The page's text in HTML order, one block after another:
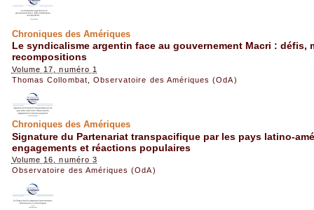
Chroniques des Amériques
Le syndicalisme argentin face au gouvernement Macri : défis,
recompositions
Volume 17, numéro 1
Thomas Collombat
Observatoire des Amériques (OdA)
Chroniques des Amériques
Signature du Partenariat transpacifique par les pays latino-
engagements et réactions populaires
Volume 16, numéro 3
Observatoire des Amériques (OdA)